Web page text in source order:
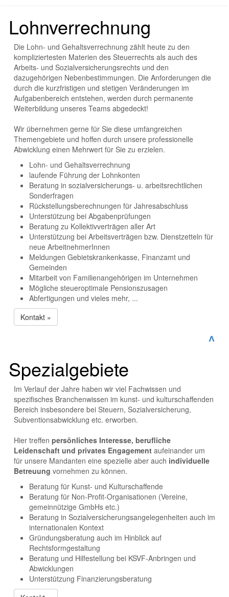
Lohnverrechnung
Die Lohn- und Gehaltsverrechnung zählt heute zu den
kompliziertesten Materien des Steuerrechts als auch des
Arbeits- und Sozialversicherungsrechts und den
dazugehörigen Nebenbestimmungen. Die Anforderungen die
durch die kurzfristigen und stetigen Veränderungen im
Aufgabenbereich entstehen, werden durch permanente
Weiterbildung unseres Teams abgedeckt!
Wir übernehmen gerne für Sie diese umfangreichen
Themengebiete und hoffen durch unsere professionelle
Abwicklung einen Mehrwert für Sie zu erzielen.
Lohn- und Gehaltsverrechnung
laufende Führung der Lohnkonten
Beratung in sozialversicherungs- u. arbeitsrechtlichen
Sonderfragen
Rückstellungsberechnungen für Jahresabschluss
Unterstützung bei Abgabenprüfungen
Beratung zu Kollektivverträgen aller Art
Unterstützung bei Arbeitsverträgen bzw. Dienstzetteln für
neue ArbeitnehmerInnen
Meldungen Gebietskrankenkasse, Finanzamt und
Gemeinden
Mitarbeit von Familienangehörigen im Unternehmen
Mögliche steueroptimale Pensionszusagen
Abfertigungen und vieles mehr, ...
Kontakt »
^
Spezialgebiete
Im Verlauf der Jahre haben wir viel Fachwissen und
spezifisches Branchenwissen im kunst- und kulturschaffenden
Bereich insbesondere bei Steuern, Sozialversicherung,
Subventionsabwicklung etc. erworben.
Hier treffen persönliches Interesse, berufliche
Leidenschaft und privates Engagement aufeinander um
für unsere Mandanten eine spezielle aber auch individuelle
Betreuung vornehmen zu können.
Beratung für Kunst- und Kulturschaffende
Beratung für Non-Profit-Organisationen (Vereine,
gemeinnützige GmbHs etc.)
Beratung in Sozialversicherungsangelegenheiten auch im
internationalen Kontext
Gründungsberatung auch im Hinblick auf
Rechtsformgestaltung
Beratung und Hilfestellung bei KSVF-Anbringen und
Abwicklungen
Unterstützung Finanzierungsberatung